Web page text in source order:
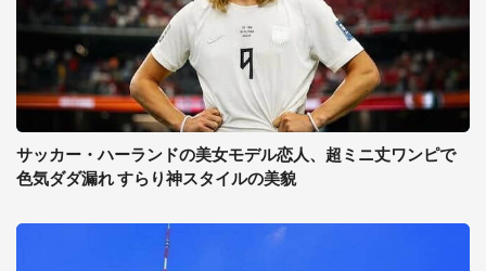
サッカー・ハーランドの美女モデル恋人、超ミニ丈ワンピで
色気ダダ漏れ すらり神スタイルの美貌